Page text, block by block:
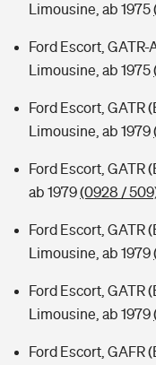
Limousine, ab 1975
Ford Escort, GATR-
Limousine, ab 1975
Ford Escort, GATR
Limousine, ab 1979
Ford Escort, GATR
ab 1979(0928 /
Ford Escort, GATR
Limousine, ab 1979
Ford Escort, GATR
Limousine, ab 1979
Ford Escort, GAFR